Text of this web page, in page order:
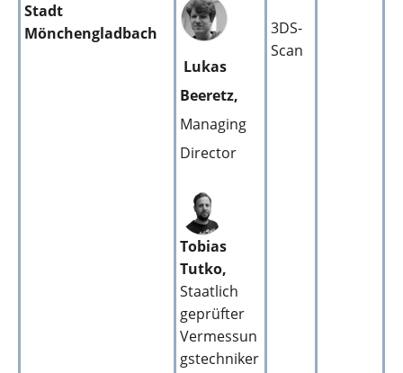
Stadt
Mönchengladbach
Lukas
Beeretz,
Managing
Director
Tobias
Tutko,
Staatlich
geprüfter
Vermessun
gstechniker
3DS-
Scan